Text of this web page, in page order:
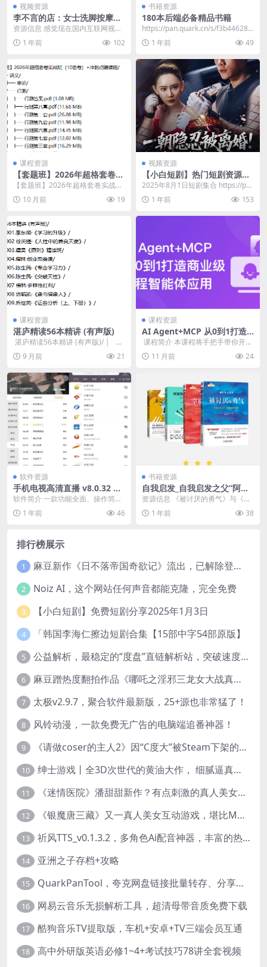
视频资源
李不言的店：女士洗脚按摩服
务记录
资源信息 感觉现在国内互联网视频
就是主打双版本，就比如今天推荐
的洗脚按摩 资源目...
1 年前 102
书籍资源
180本后端必备精品书籍
​https://pan.quark.cn/s/f3b446285
684 📁 1...
1 年前 49
课程资源
【套题班】2026年超格套卷实
战班（10套卷）+冲刺点睛课
程
【套题班】2026年超格套卷实战班
（10套卷）+冲刺点睛课程/ │ ...
10 月前 19
视频资源
【小白短剧】热门短剧资源分
享2025年8月1日
2025年8月1日短剧集合 https://pa
n.quark.cn/s/899...
1 年前 153
课程资源
湛庐精读56本精讲 (有声版)
​ 湛庐精读56本精讲 (有声版)/ │ ├
── 001...
9 月前 21
课程资源
AI Agent+MCP 从0到1打造
商业级编程智能体
​ 课程简介 本课程将手把手带你开发
一个AI编程智能体。 内容覆盖 MCP
服务...11 月前 24
软件资源
手机电视高清直播 v8.0.32 解
锁会员
软件简介 一款功能全面、操作简便
的手机电视应用，凭借其高清画
质、丰富频道资源、流...
1 年前 46
书籍资源
自我启发_自我启发之父”阿德
勒的哲学课全新纪念套装(共4
册) [人文社科]
资源信息 《被讨厌的勇气》与《幸
福的勇气》以对话形式探讨阿德勒
心理学，分别聚焦自...
1 年前 38
排行榜展示
1 麻豆新作《日不落帝国奇欲记》流出，已解除登录验证！
2 Noiz AI，这个网站任何声音都能克隆，完全免费
3 【小白短剧】免费短剧分享2025年1月3日
4 「韩国李海仁擦边短剧合集【15部中字54部原版】
5 公益解析，最稳定的“度盘”直链解析站，突破速度限制
6 麻豆蹭热度翻拍作品《哪吒之淫邪三龙女大战真阳魔童》 已上线
7 太极v2.9.7，聚合软件最新版，25+源也非常猛了！
8 风铃动漫，一款免费无广告的电脑端追番神器！
9 《请做coser的主人2》因“C度大”被Steam下架的真人美女互动游戏！
10 绅士游戏丨全3D次世代的黄油大作， 细腻逼真的双人互动狂想曲！
11 《迷情医院》潘甜甜新作？有点刺激的真人美女互动游戏
12 《银魔唐三藏》又一真人美女互动游戏，堪比M豆！
13 祈风TTS_v0.1.3.2，多角色Ai配音神器，丰富的热门音色
14 亚洲之子存档+攻略
15 QuarkPanTool，夸克网盘链接批量转存、分享和下载工具
16 网易云音乐无损解析工具，超清母带音质免费下载
17 酷狗音乐TV提取版，车机+安卓+TV三端会员互通
18 高中外研版英语必修1~4+考试技巧78讲全套视频